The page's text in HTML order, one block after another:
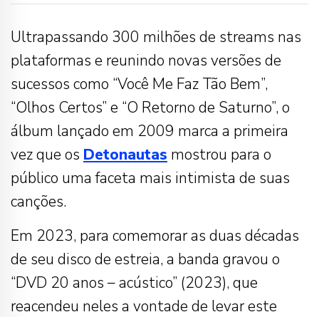
Ultrapassando 300 milhões de streams nas
plataformas e reunindo novas versões de
sucessos como “Você Me Faz Tão Bem”,
“Olhos Certos” e “O Retorno de Saturno”, o
álbum lançado em 2009 marca a primeira
vez que os Detonautas mostrou para o
público uma faceta mais intimista de suas
canções.
Em 2023, para comemorar as duas décadas
de seu disco de estreia, a banda gravou o
“DVD 20 anos – acústico” (2023), que
reacendeu neles a vontade de levar este